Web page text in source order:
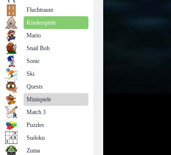
Fluchtraum
Kinderspiele
Mario
Snail Bob
Sonic
Ski
Quests
Minispiele
Match 3
Puzzles
Sudoku
Zuma